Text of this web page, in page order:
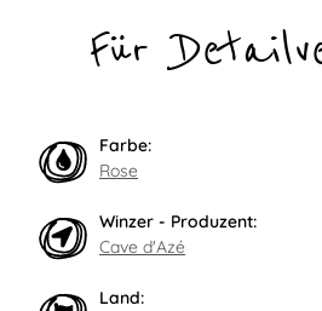
Für
Farbe:
Rose
Winzer - Produzent:
Cave d'Azé
Land: